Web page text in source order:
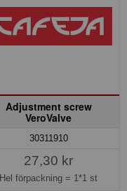
Adjustment screw
VeroValve
30311910
27,30 kr
Hel förpackning = 1*1 st